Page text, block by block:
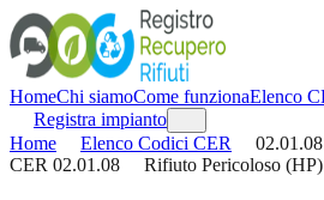
HomeChi siamoCome funzionaElenco
Registra impianto
Home
Elenco Codici CER
02.01.08
CER 02.01.08 Rifiuto Pericoloso (HP)